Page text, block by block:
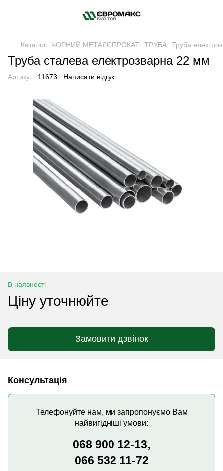
Каталог ЧОРНИЙ МЕТАЛОПРОКАТ ТРУБА Труба
Труба сталева електрозварна 22 мм
Артикул: 11673 Написати відгук
В наявності
Ціну уточнюйте
Замовити дзвінок
Консультація
Телефонуйте нам, ми запропонуємо Вам
найвигідніші умови:
068 900 12-13,
066 532 11-72